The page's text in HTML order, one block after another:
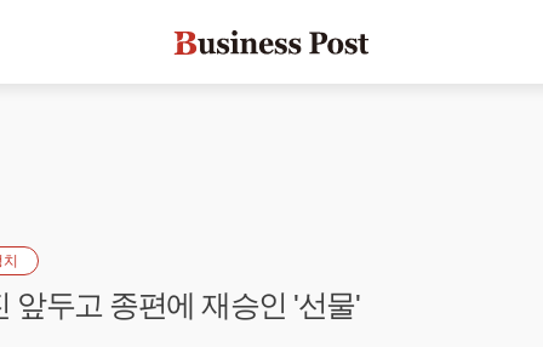
앞두고 종편에 재승인 '선물'